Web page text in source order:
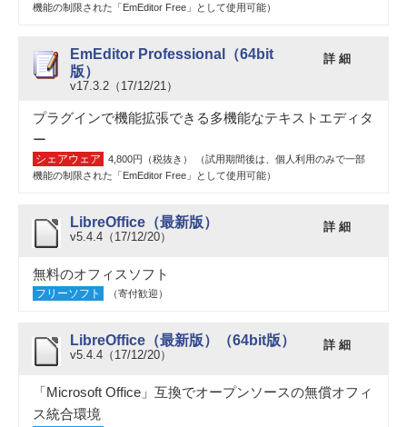
機能の制限された「EmEditor Free」として使用可能）
EmEditor Professional（64bit
版）
v17.3.2（17/12/21）
詳 細
プラグインで機能拡張できる多機能なテキストエディタ
ー
シェアウェア
4,800円（税抜き） （試用期間後は、個人利用のみで一部
機能の制限された「EmEditor Free」として使用可能）
LibreOffice（最新版）
v5.4.4（17/12/20）
詳 細
無料のオフィスソフト
フリーソフト （寄付歓迎）
LibreOffice（最新版）（64bit版）
v5.4.4（17/12/20）
詳 細
「Microsoft Office」互換でオープンソースの無償オフィ
ス統合環境